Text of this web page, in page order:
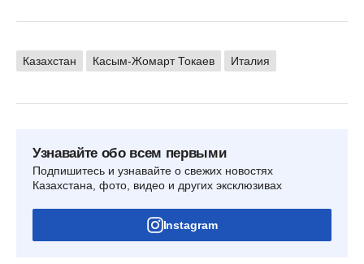
Казахстан Касым-Жомарт Токаев Италия
Узнавайте обо всем первыми
Подпишитесь и узнавайте о свежих новостях
Казахстана, фото, видео и других эксклюзивах
Instagram